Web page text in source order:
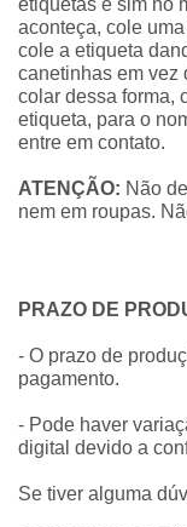
aconteça, cole
cole a etiqueta
canetinhas em vez
colar dessa forma,
etiqueta, para o
entre em contato.
ATENÇÃO: Não
nem em roupas.
PRAZO DE
- O prazo de
pagamento.
- Pode haver
digital devido a
Se tiver alguma